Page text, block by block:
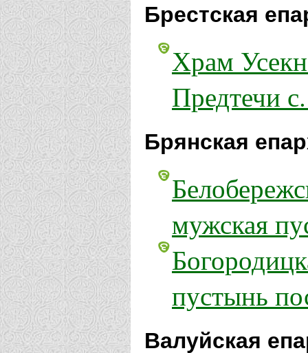
Брестская
Храм
Предтечи
Брянская
мужская
пустынь
Валуйская